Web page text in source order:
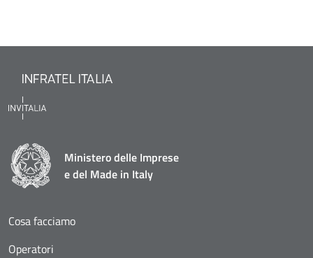
Ministero delle Imprese
e del Made in Italy
Cosa facciamo
Operatori